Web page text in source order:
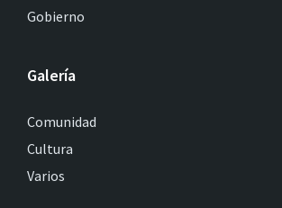
Gobierno
Galería
Comunidad
Cultura
Varios